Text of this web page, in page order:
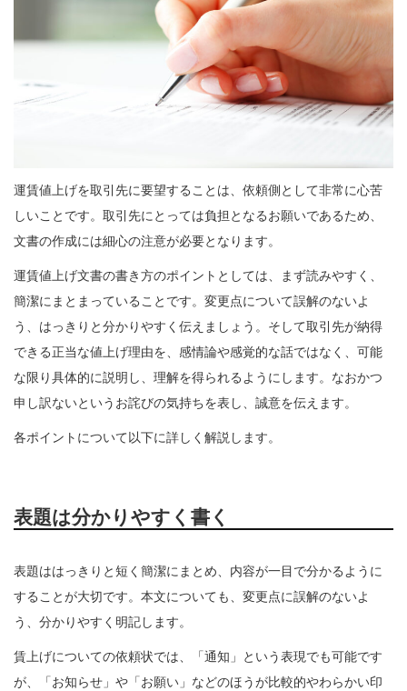
運賃値上げを取引先に要望することは、依頼側として非常に心苦
しいことです。取引先にとっては負担となるお願いであるため、
文書の作成には細心の注意が必要となります。
運賃値上げ文書の書き方のポイントとしては、まず読みやすく、
簡潔にまとまっていることです。変更点について誤解のないよ
う、はっきりと分かりやすく伝えましょう。そして取引先が納得
できる正当な値上げ理由を、感情論や感覚的な話ではなく、可能
な限り具体的に説明し、理解を得られるようにします。なおかつ
申し訳ないというお詫びの気持ちを表し、誠意を伝えます。
各ポイントについて以下に詳しく解説します。
表題は分かりやすく書く
表題ははっきりと短く簡潔にまとめ、内容が一目で分かるように
することが大切です。本文についても、変更点に誤解のないよ
う、分かりやすく明記します。
賃上げについての依頼状では、「通知」という表現でも可能です
が、「お知らせ」や「お願い」などのほうが比較的やわらかい印